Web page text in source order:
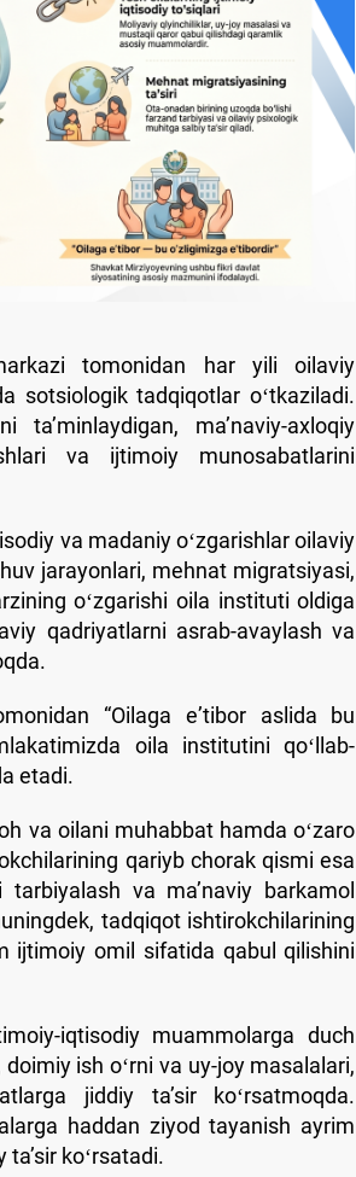
tomonidan har yili oilaviy
sotsiologik tadqiqotlar oʻtkaziladi.
maʼnaviy-axloqiy
va ijtimoiy munosabatlarini
va madaniy oʻzgarishlar oilaviy
jarayonlari, mehnat migratsiyasi,
oʻzgarishi oila instituti oldiga
qadriyatlarni asrab-avaylash va
“Oilaga eʼtibor aslida bu
oila institutini qoʻllab-
etadi.
va oilani muhabbat hamda oʻzaro
qariyb chorak qismi esa
va maʼnaviy barkamol
tadqiqot ishtirokchilarining
ijtimoiy omil sifatida qabul qilishini
iqtisodiy muammolarga duch
ish oʻrni va uy-joy masalalari,
jiddiy taʼsir koʻrsatmoqda.
haddan ziyod tayanish ayrim
koʻrsatadi.